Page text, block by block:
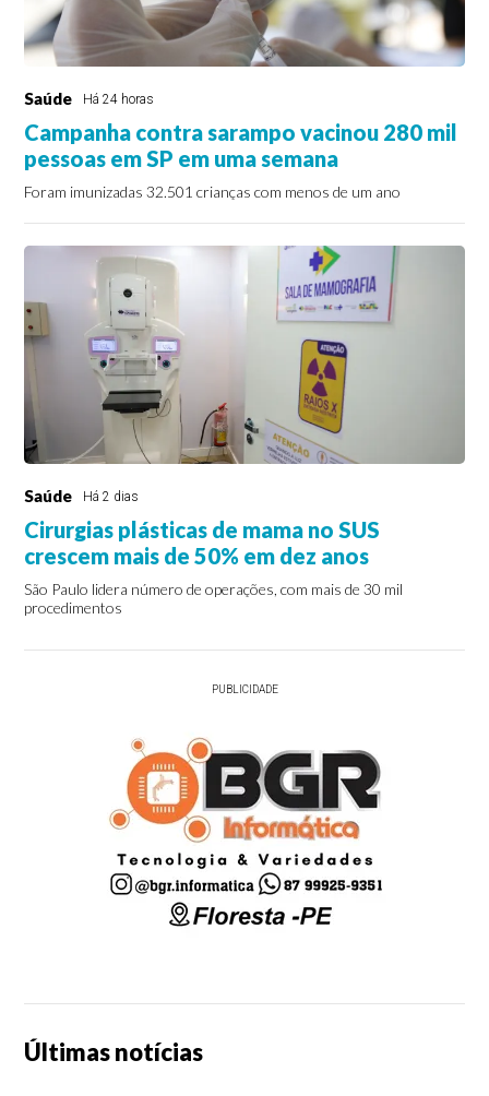
Saúde Há 24 horas
Campanha contra sarampo vacinou 280 mil
pessoas em SP em uma semana
Foram imunizadas 32.501 crianças com menos de um ano
Saúde Há 2 dias
Cirurgias plásticas de mama no SUS
crescem mais de 50% em dez anos
São Paulo lidera número de operações, com mais de 30 mil
procedimentos
PUBLICIDADE
Últimas notícias